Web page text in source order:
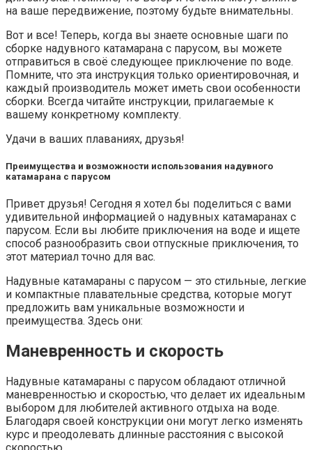
на ваше передвижение, поэтому будьте внимательны.
Вот и все! Теперь, когда вы знаете основные шаги по
сборке надувного катамарана с парусом, вы можете
отправиться в своё следующее приключение по воде.
Помните, что эта инструкция только ориентировочная, и
каждый производитель может иметь свои особенности
сборки. Всегда читайте инструкции, прилагаемые к
вашему конкретному комплекту.
Удачи в ваших плаваниях, друзья!
Преимущества и возможности использования надувного
катамарана с парусом
Привет друзья! Сегодня я хотел бы поделиться с вами
удивительной информацией о надувных катамаранах с
парусом. Если вы любите приключения на воде и ищете
способ разнообразить свои отпускные приключения, то
этот материал точно для вас.
Надувные катамараны с парусом — это стильные, легкие
и компактные плавательные средства, которые могут
предложить вам уникальные возможности и
преимущества. Здесь они:
Маневренность и скорость
Надувные катамараны с парусом обладают отличной
маневренностью и скоростью, что делает их идеальным
выбором для любителей активного отдыха на воде.
Благодаря своей конструкции они могут легко изменять
курс и преодолевать длинные расстояния с высокой